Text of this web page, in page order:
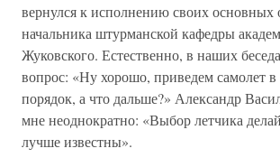
вернулся к исполнению своих основных
начальника штурманской кафедры
Жуковского. Естественно, в наших
вопрос: «Ну хорошо, приведем самолет
порядок, а что дальше?» Александр
мне неоднократно: «Выбор летчика
лучше известны».